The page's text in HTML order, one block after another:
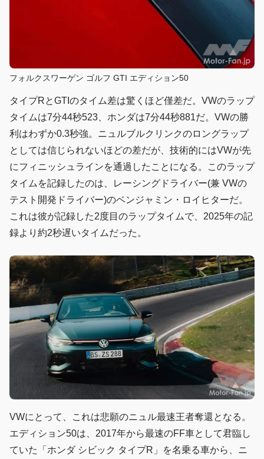
フォルクスワーゲン ゴルフ GTI エディション50
タイプRとGTIのタイム差は驚くほど僅差だ。VWのラップ
タイムは7分44秒523、ホンダは7分44秒881だ。VWの勝
利はわずか0.3秒強。ニュルブルクリンクのロングラップ
としては信じられないほどの差だが、技術的にはVWが先
にフィニッシュラインを通過したことになる。このラップ
タイムを記録したのは、レーシングドライバー(兼 VWの
テスト開発ドライバー)のベンジャミン・ロイヒターだ。
これは彼が記録した2度目のラップタイムで、2025年の記
録より約2秒遅いタイムだった。
VWにとって、これは悲願のニュル最速王者奪還となる。
エディション50は、2017年から最速のFF車として君臨し
ていた「ホンダ シビック タイプR」を名乗る車から、ニ